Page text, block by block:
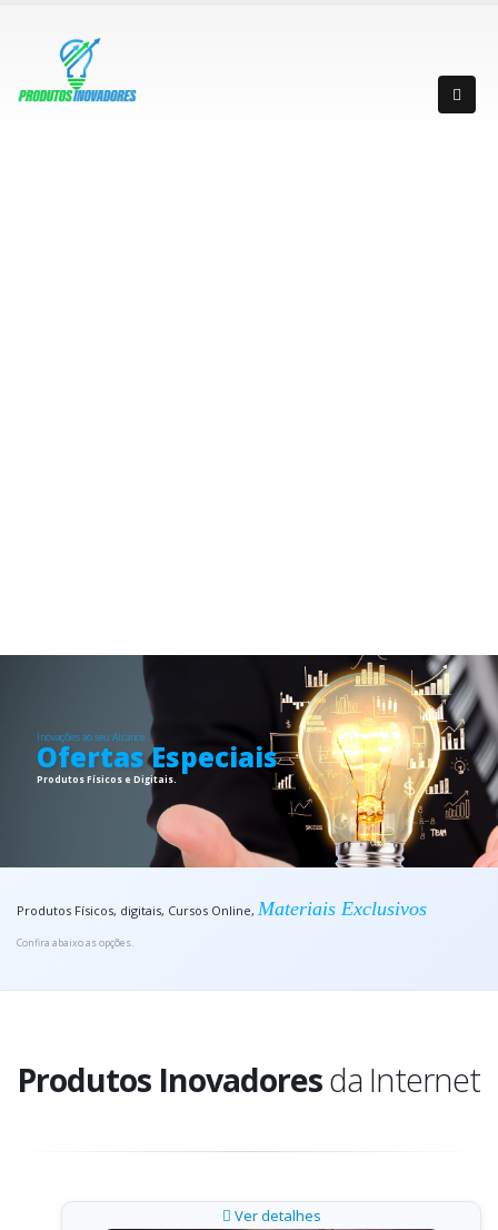
Inovações ao seu Alcance
Ofertas Especiais
Produtos Físicos e Digitais.
Produtos Físicos, digitais, Cursos Online, Materiais Exclusivos
Confira abaixo as opções.
Produtos Inovadoresda Internet
Ver detalhes